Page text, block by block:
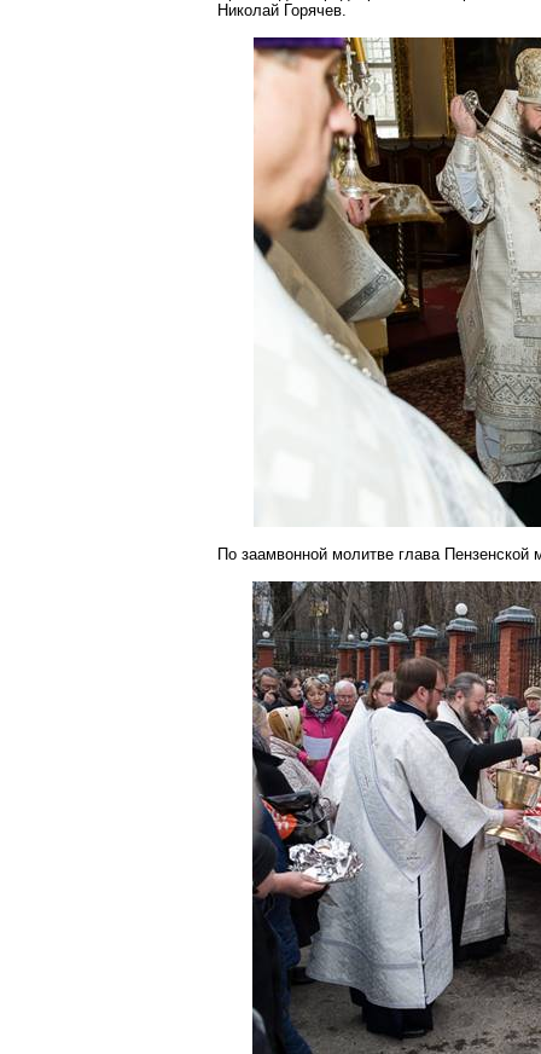
Николай Горячев.
По заамвонной молитве глава